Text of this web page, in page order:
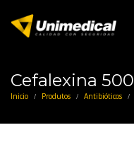
Cefalexina 500
Inicio / Produtos / Antibióticos /